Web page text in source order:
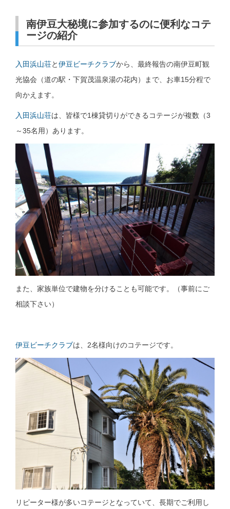
南伊豆大秘境に参加するのに便利なコテ
ージの紹介
入田浜山荘と伊豆ビーチクラブから、最終報告の南伊豆町観
光協会（道の駅・下賀茂温泉湯の花内）まで、お車15分程で
向かえます。
入田浜山荘は、皆様で1棟貸切りができるコテージが複数（3
～35名用）あります。
また、家族単位で建物を分けることも可能です。（事前にご
相談下さい）
伊豆ビーチクラブは、2名様向けのコテージです。
リピーター様が多いコテージとなっていて、長期でご利用し